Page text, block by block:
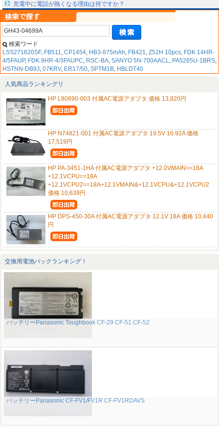
充電中に電話が熱くなる理由は何ですか？
検索ワード
LSS271620SF, FB511, CP1454, HB3-875mAh, FB421, Z52H 10pcs, FDK 14HR-
4/5FAUP, FDK 8HR-4/3FAUPC, RSC-BA, SANYO 5N-700AACL, PA5265U-1BRS,
HSTNN-DB9J, 07KRV, ER17/50, SPTM1B, HBLDT40
人気商品ランキングリ
HP L80890-003 付属AC電源アダプタ 価格 13,820円
HP N74821-001 付属AC電源アダプタ 19.5V 16.92A 価格
17,519円
HP PA-3451-1HA 付属AC電源アダプタ +12.0VMAIN==18A
+12.1VCPU==18A
+12.1VCPU2==18A+12.1VMAIN&+12.1VCPU&+12.1VCPU2
価格 10,639円
HP DPS-450-30A 付属AC電源アダプタ 12.1V 18A 価格 10,440
円
交換用電池パックランキング！
バッテリーPanasonic Toughbook CF-29 CF-51 CF-52
バッテリーPanasonic CF-FV1/FV1R CF-FV1RDAVS